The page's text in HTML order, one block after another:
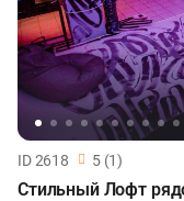
ID 2618 5 (1)
Стильный Лофт